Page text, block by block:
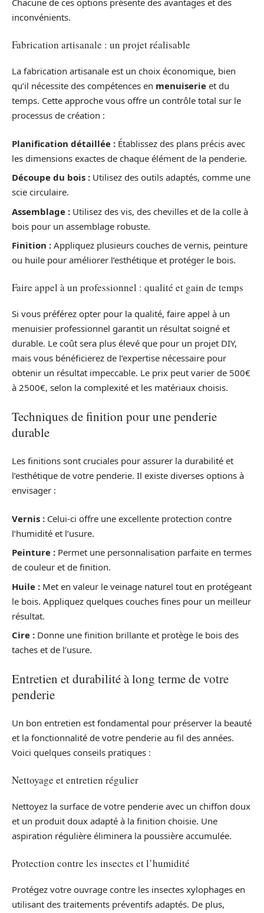
Chacune de ces options présente des avantages et des
inconvénients.
Fabrication artisanale : un projet réalisable
La fabrication artisanale est un choix économique, bien
qu’il nécessite des compétences en menuiserie et du
temps. Cette approche vous offre un contrôle total sur le
processus de création :
Planification détaillée : Établissez des plans précis avec
les dimensions exactes de chaque élément de la penderie.
Découpe du bois : Utilisez des outils adaptés, comme une
scie circulaire.
Assemblage : Utilisez des vis, des chevilles et de la colle à
bois pour un assemblage robuste.
Finition : Appliquez plusieurs couches de vernis, peinture
ou huile pour améliorer l’esthétique et protéger le bois.
Faire appel à un professionnel : qualité et gain de temps
Si vous préférez opter pour la qualité, faire appel à un
menuisier professionnel garantit un résultat soigné et
durable. Le coût sera plus élevé que pour un projet DIY,
mais vous bénéficierez de l’expertise nécessaire pour
obtenir un résultat impeccable. Le prix peut varier de 500€
à 2500€, selon la complexité et les matériaux choisis.
Techniques de finition pour une penderie
durable
Les finitions sont cruciales pour assurer la durabilité et
l’esthétique de votre penderie. Il existe diverses options à
envisager :
Vernis : Celui-ci offre une excellente protection contre
l’humidité et l’usure.
Peinture : Permet une personnalisation parfaite en termes
de couleur et de finition.
Huile : Met en valeur le veinage naturel tout en protégeant
le bois. Appliquez quelques couches fines pour un meilleur
résultat.
Cire : Donne une finition brillante et protège le bois des
taches et de l’usure.
Entretien et durabilité à long terme de votre
penderie
Un bon entretien est fondamental pour préserver la beauté
et la fonctionnalité de votre penderie au fil des années.
Voici quelques conseils pratiques :
Nettoyage et entretien régulier
Nettoyez la surface de votre penderie avec un chiffon doux
et un produit doux adapté à la finition choisie. Une
aspiration régulière éliminera la poussière accumulée.
Protection contre les insectes et l’humidité
Protégez votre ouvrage contre les insectes xylophages en
utilisant des traitements préventifs adaptés. De plus,